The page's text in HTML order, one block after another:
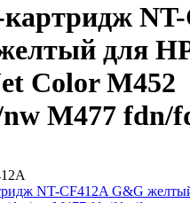
для
Color M452
M477 fdn/